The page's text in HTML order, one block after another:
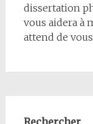
dissertation
vous aidera à
attend de
Rechercher